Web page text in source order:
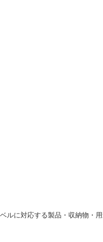
に対応する製品・収納物・用